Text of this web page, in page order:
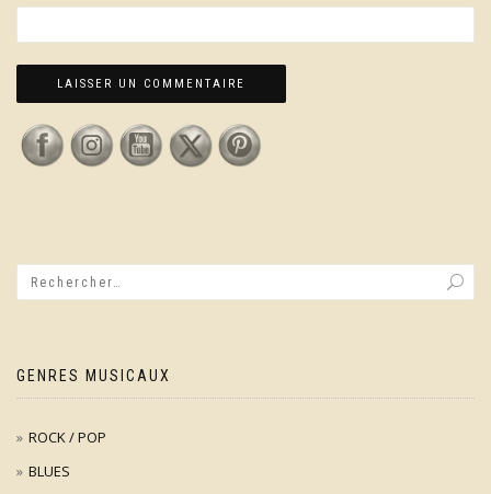
GENRES MUSICAUX
ROCK / POP
BLUES